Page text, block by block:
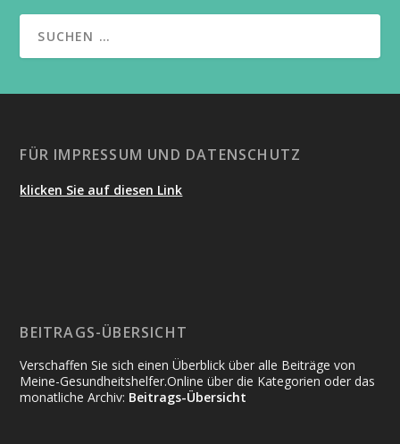
FÜR IMPRESSUM UND DATENSCHUTZ
klicken Sie auf diesen Link
BEITRAGS-ÜBERSICHT
Verschaffen Sie sich einen Überblick über alle Beiträge von
Meine-Gesundheitshelfer.Online über die Kategorien oder das
monatliche Archiv: Beitrags-Übersicht